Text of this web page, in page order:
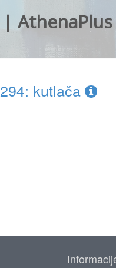
| AthenaPlus
kutlača